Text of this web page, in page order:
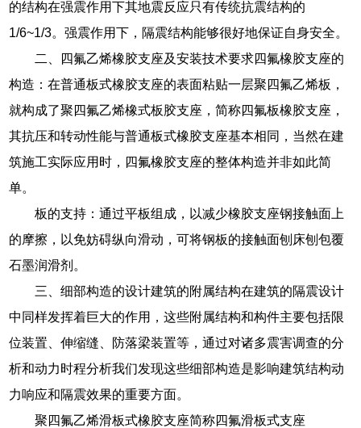
的结构在强震作用下其地震反应只有传统抗震结构的
1/6~1/3。强震作用下，隔震结构能够很好地保证自身安全。
二、四氟乙烯橡胶支座及安装技术要求四氟橡胶支座的
构造：在普通板式橡胶支座的表面粘贴一层聚四氟乙烯板，
就构成了聚四氟乙烯橡式板胶支座，简称四氟板橡胶支座，
其抗压和转动性能与普通板式橡胶支座基本相同，当然在建
筑施工实际应用时，四氟橡胶支座的整体构造并非如此简
单。
板的支持：通过平板组成，以减少橡胶支座钢接触面上
的摩擦，以免妨碍纵向滑动，可将钢板的接触面刨床刨包覆
石墨润滑剂。
三、细部构造的设计建筑的附属结构在建筑的隔震设计
中同样发挥着巨大的作用，这些附属结构和构件主要包括限
位装置、伸缩缝、防落梁装置等，通过对诸多震害调查的分
析和动力时程分析我们发现这些细部构造是影响建筑结构动
力响应和隔震效果的重要方面。
聚四氟乙烯滑板式橡胶支座简称四氟滑板式支座